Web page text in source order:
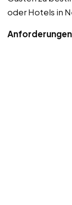
oder Hotels in